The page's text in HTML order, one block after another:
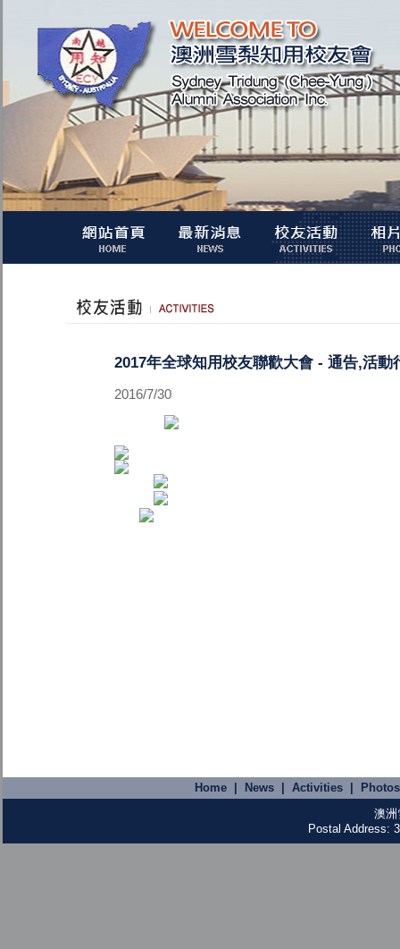
2017年全球知用校友聯歡大會 - 通告,活動
2016/7/30
Home| News| Activities| Photos
澳洲
Postal Address: